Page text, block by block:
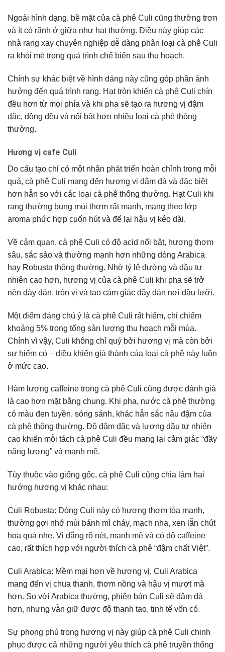
Ngoài hình dạng, bề mặt của cà phê Culi cũng thường trơn
và ít có rãnh ở giữa như hạt thường. Điều này giúp các
nhà rang xay chuyên nghiệp dễ dàng phân loại cà phê Culi
ra khỏi mẻ trong quá trình chế biến sau thu hoạch.
Chính sự khác biệt về hình dáng này cũng góp phần ảnh
hưởng đến quá trình rang. Hạt tròn khiến cà phê Culi chín
đều hơn từ mọi phía và khi pha sẽ tạo ra hương vị đậm
đặc, đồng đều và nổi bật hơn nhiều loại cà phê thông
thường.
Hương vị cafe Culi
Do cấu tạo chỉ có một nhân phát triển hoàn chỉnh trong mỗi
quả, cà phê Culi mang đến hương vị đậm đà và đặc biệt
hơn hẳn so với các loại cà phê thông thường. Hạt Culi khi
rang thường bung mùi thơm rất mạnh, mang theo lớp
aroma phức hợp cuốn hút và để lại hậu vị kéo dài.
Về cảm quan, cà phê Culi có độ acid nổi bật, hương thơm
sâu, sắc sảo và thường mạnh hơn những dòng Arabica
hay Robusta thông thường. Nhờ tỷ lệ đường và dầu tự
nhiên cao hơn, hương vị của cà phê Culi khi pha sẽ trở
nên dày dặn, tròn vị và tạo cảm giác đầy đặn nơi đầu lưỡi.
Một điểm đáng chú ý là cà phê Culi rất hiếm, chỉ chiếm
khoảng 5% trong tổng sản lượng thu hoạch mỗi mùa.
Chính vì vậy, Culi không chỉ quý bởi hương vị mà còn bởi
sự hiếm có – điều khiến giá thành của loại cà phê này luôn
ở mức cao.
Hàm lượng caffeine trong cà phê Culi cũng được đánh giá
là cao hơn mặt bằng chung. Khi pha, nước cà phê thường
có màu đen tuyền, sóng sánh, khác hẳn sắc nâu đậm của
cà phê thông thường. Độ đậm đặc và lượng dầu tự nhiên
cao khiến mỗi tách cà phê Culi đều mang lại cảm giác “đầy
năng lượng” và mạnh mẽ.
Tùy thuộc vào giống gốc, cà phê Culi cũng chia làm hai
hướng hương vị khác nhau:
Culi Robusta: Dòng Culi này có hương thơm tỏa mạnh,
thường gợi nhớ mùi bánh mì cháy, mạch nha, xen lẫn chút
hoa quả nhẹ. Vị đắng rõ nét, mạnh mẽ và có độ caffeine
cao, rất thích hợp với người thích cà phê “đậm chất Việt”.
Culi Arabica: Mềm mại hơn về hương vị, Culi Arabica
mang đến vị chua thanh, thơm nồng và hậu vị mượt mà
hơn. So với Arabica thường, phiên bản Culi sẽ đậm đà
hơn, nhưng vẫn giữ được độ thanh tao, tinh tế vốn có.
Sự phong phú trong hương vị này giúp cà phê Culi chinh
phục được cả những người yêu thích cà phê truyền thống